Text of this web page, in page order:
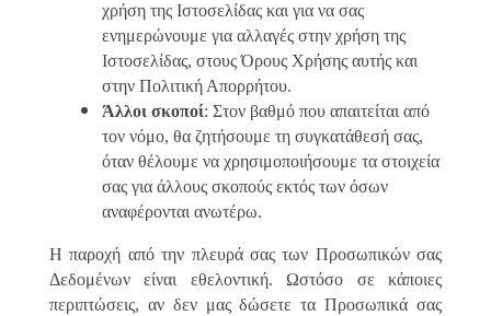
χρήση της Ιστοσελίδας και για να σας
ενημερώνουμε για αλλαγές στην χρήση της
Ιστοσελίδας, στους Όρους Χρήσης αυτής και
στην Πολιτική Απορρήτου.
Άλλοι σκοποί: Στον βαθμό που απαιτείται από
τον νόμο, θα ζητήσουμε τη συγκατάθεσή σας,
όταν θέλουμε να χρησιμοποιήσουμε τα στοιχεία
σας για άλλους σκοπούς εκτός των όσων
αναφέρονται ανωτέρω.
Η παροχή από την πλευρά σας των Προσωπικών σας
Δεδομένων είναι εθελοντική. Ωστόσο σε κάποιες
περιπτώσεις, αν δεν μας δώσετε τα Προσωπικά σας